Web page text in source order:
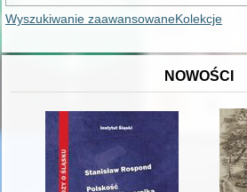
Wyszukiwanie zaawansowaneKolekcje
NOWOŚCI